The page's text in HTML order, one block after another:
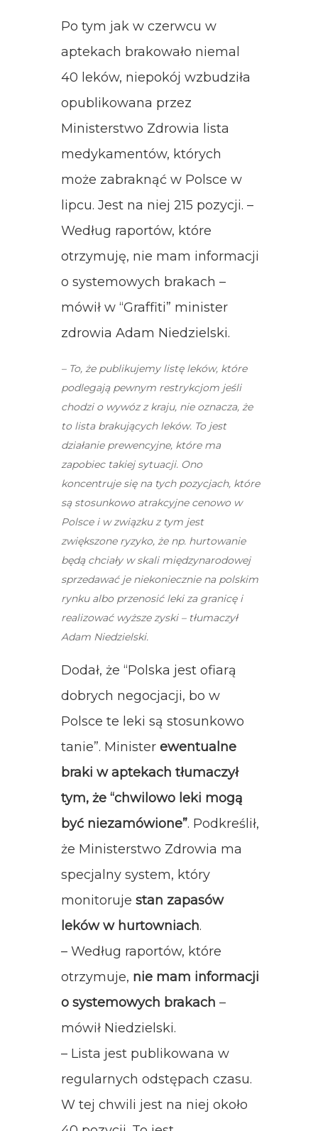
Po tym jak w czerwcu w
aptekach brakowało niemal
40 leków, niepokój wzbudziła
opublikowana przez
Ministerstwo Zdrowia lista
medykamentów, których
może zabraknąć w Polsce w
lipcu. Jest na niej 215 pozycji. –
Według raportów, które
otrzymuję, nie mam informacji
o systemowych brakach –
mówił w “Graffiti” minister
zdrowia Adam Niedzielski.
– To, że publikujemy listę leków, które
podlegają pewnym restrykcjom jeśli
chodzi o wywóz z kraju, nie oznacza, że
to lista brakujących leków. To jest
działanie prewencyjne, które ma
zapobiec takiej sytuacji. Ono
koncentruje się na tych pozycjach, które
są stosunkowo atrakcyjne cenowo w
Polsce i w związku z tym jest
zwiększone ryzyko, że np. hurtowanie
będą chciały w skali międzynarodowej
sprzedawać je niekoniecznie na polskim
rynku albo przenosić leki za granicę i
realizować wyższe zyski – tłumaczył
Adam Niedzielski.
Dodał, że “Polska jest ofiarą
dobrych negocjacji, bo w
Polsce te leki są stosunkowo
tanie”. Minister ewentualne
braki w aptekach tłumaczył
tym, że “chwilowo leki mogą
być niezamówione”. Podkreślił,
że Ministerstwo Zdrowia ma
specjalny system, który
monitoruje stan zapasów
leków w hurtowniach.
– Według raportów, które
otrzymuje, nie mam informacji
o systemowych brakach –
mówił Niedzielski.
– Lista jest publikowana w
regularnych odstępach czasu.
W tej chwili jest na niej około